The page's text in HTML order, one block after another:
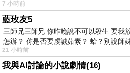
延著產業道路步行約100m
勇古道登山口；左為可直通
7 小時前
藍玫友5
三師兄三師兄 你昨晚說不可以殺生 要我
怎辦？ 你是否要虔誠茹素？ 蛤？別說師
21 小時前
我與AI討論的小說劇情(16)